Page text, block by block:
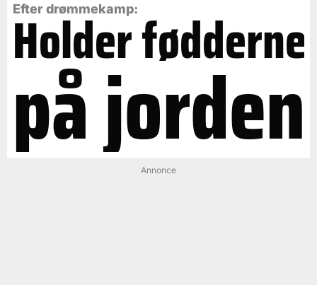
Efter drømmekamp:
Holder fødderne
på jorden
Annonce